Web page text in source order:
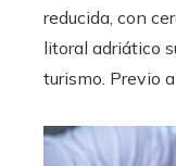
reducida, con
litoral adriático
turismo. Previo